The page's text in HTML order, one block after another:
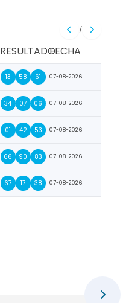
/
RESULTADOFECHA
13 58 61 07-08-2026
34 07 06 07-08-2026
01 42 53 07-08-2026
66 90 83 07-08-2026
67 17 38 07-08-2026